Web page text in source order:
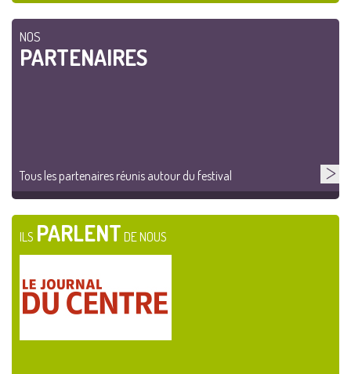
NOS
PARTENAIRES
Tous les partenaires réunis autour du festival
ILS PARLENT DE NOUS